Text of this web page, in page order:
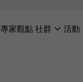
專家觀點社群 活動